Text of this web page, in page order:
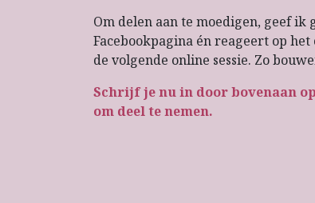
Om delen aan te moedigen, geef
Facebookpagina én reageert op
de volgende online sessie. Zo
Schrijf je nu in door bovenaan
om deel te nemen.